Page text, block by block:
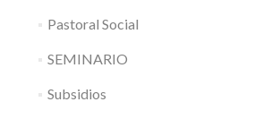
Pastoral Social
SEMINARIO
Subsidios